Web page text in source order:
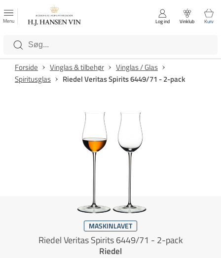
Luk
Kategorier
Menu Log ind Vinklub Kurv
Forside Vinglas & tilbehør
Vinglas / Glas
Spiritusglas
Riedel Veritas Spirits 6449/71 - 2-pack
MASKINLAVET
Riedel Veritas Spirits 6449/71 - 2-pack
Riedel